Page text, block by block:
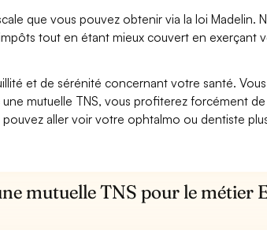
que vous pouvez obtenir via la loi Madelin.
tout en étant mieux couvert en exerçant
et de sérénité concernant votre santé.
une mutuelle TNS, vous profiterez forcément
aller voir votre ophtalmo ou dentiste
mutuelle TNS pour le métier